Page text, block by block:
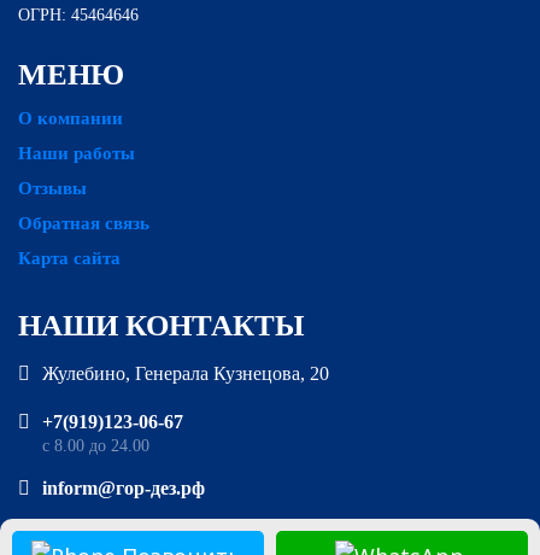
ОГРН: 45464646
МЕНЮ
О компании
Наши работы
Отзывы
Обратная связь
Карта сайта
НАШИ КОНТАКТЫ
Жулебино, Генерала Кузнецова, 20
‪+7(919)123-06-67‬‬
с 8.00 до 24.00
inform@гор-дез.рф